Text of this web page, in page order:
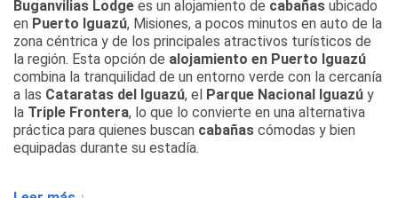
Buganvilias Lodge es un alojamiento de cabañas ubicado
en Puerto Iguazú, Misiones, a pocos minutos en auto de la
zona céntrica y de los principales atractivos turísticos de
la región. Esta opción de alojamiento en Puerto Iguazú
combina la tranquilidad de un entorno verde con la cercanía
a las Cataratas del Iguazú, el Parque Nacional Iguazú y
la Triple Frontera, lo que lo convierte en una alternativa
práctica para quienes buscan cabañas cómodas y bien
equipadas durante su estadía.